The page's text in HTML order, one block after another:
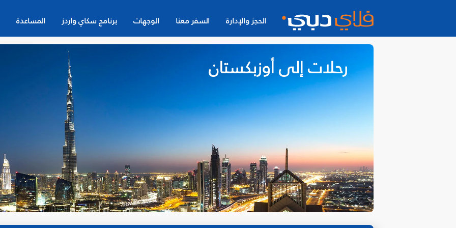
الحجز والإدارة السفر معنا الوجهات برنامج سكاي واردز المساعدة
رحلات إلى أوزبكستان